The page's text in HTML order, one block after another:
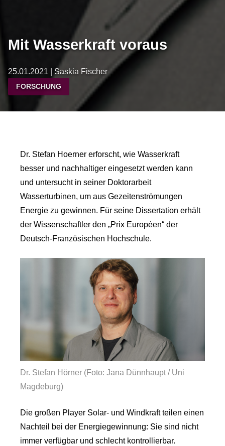
Mit Wasserkraft voraus
25.01.2021 | Saskia Fischer
FORSCHUNG
Dr. Stefan Hoerner erforscht, wie Wasserkraft
besser und nachhaltiger eingesetzt werden kann
und untersucht in seiner Doktorarbeit
Wasserturbinen, um aus Gezeitenströmungen
Energie zu gewinnen. Für seine Dissertation erhält
der Wissenschaftler den „Prix Européen“ der
Deutsch-Französischen Hochschule.
Dr. Stefan Hörner (Foto: Jana Dünnhaupt / Uni
Magdeburg)
Die großen Player Solar- und Windkraft teilen einen
Nachteil bei der Energiegewinnung: Sie sind nicht
immer verfügbar und schlecht kontrollierbar.